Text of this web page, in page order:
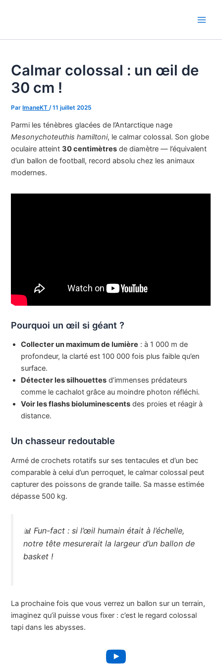
Calmar colossal : un œil de
30 cm !
ParImaneKT /11 juillet 2025
Parmi les ténèbres glacées de l’Antarctique nage
Mesonychoteuthis hamiltoni, le calmar colossal. Son globe
oculaire atteint30 centimètres de diamètre — l’équivalent
d’un ballon de football, record absolu chez les animaux
modernes.
Pourquoi un œil si géant ?
Collecter un maximum de lumière : à 1 000 m de
profondeur, la clarté est 100 000 fois plus faible qu’en
surface.
Détecter les silhouettes d’immenses prédateurs
comme le cachalot grâce au moindre photon réfléchi.
Voir les flashs bioluminescents des proies et réagir à
distance.
Un chasseur redoutable
Armé de crochets rotatifs sur ses tentacules et d’un bec
comparable à celui d’un perroquet, le calmar colossal peut
capturer des poissons de grande taille. Sa masse estimée
dépasse 500 kg.
📊 Fun-fact : si l’œil humain était à l’échelle,
notre tête mesurerait la largeur d’un ballon de
basket !
La prochaine fois que vous verrez un ballon sur un terrain,
imaginez qu’il puisse vous fixer : c’est le regard colossal
tapi dans les abysses.
YouTube